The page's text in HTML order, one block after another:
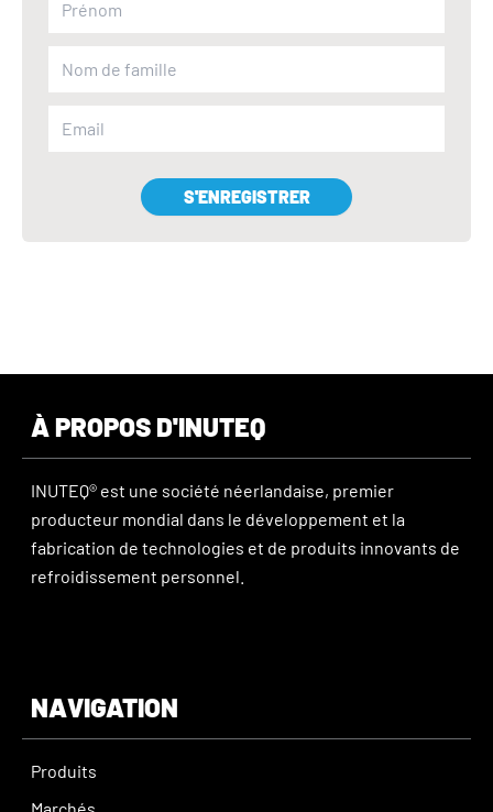
S'ENREGISTRER
À PROPOS D'INUTEQ
INUTEQ® est une société néerlandaise, premier
producteur mondial dans le développement et la
fabrication de technologies et de produits innovants de
refroidissement personnel.
NAVIGATION
Produits
Marchés